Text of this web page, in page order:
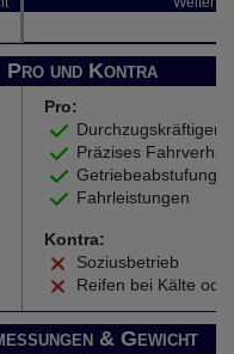
Pro und Kontra
Pro:
Durchzugskräftiger
Präzises
Getriebeabstufung
Fahrleistungen
Kontra:
Soziusbetrieb
Reifen bei Kälte
& Gewicht